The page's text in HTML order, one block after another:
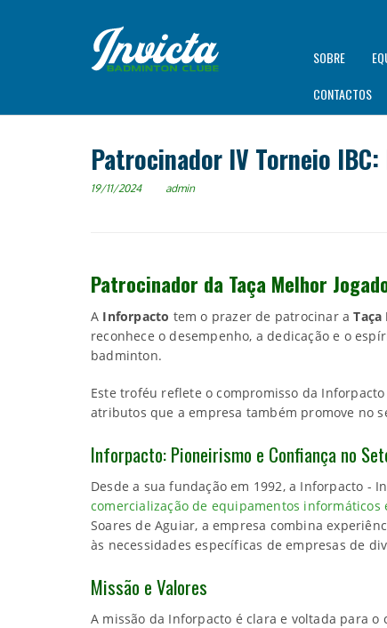
SOBRE
CONTACTOS
Patrocinador IV Torneio
19/11/2024 admin
Patrocinador da Taça Melhor
A Inforpacto tem o prazer de patrocinar a
reconhece o desempenho, a dedicação e o
badminton.
Este troféu reflete o compromisso da
atributos que a empresa também promove no
Inforpacto: Pioneirismo e Confiança no
Desde a sua fundação em 1992, a Inforpacto -
comercialização de equipamentos informáticos
Soares de Aguiar, a empresa combina
às necessidades específicas de empresas de
Missão e Valores
A missão da Inforpacto é clara e voltada para o